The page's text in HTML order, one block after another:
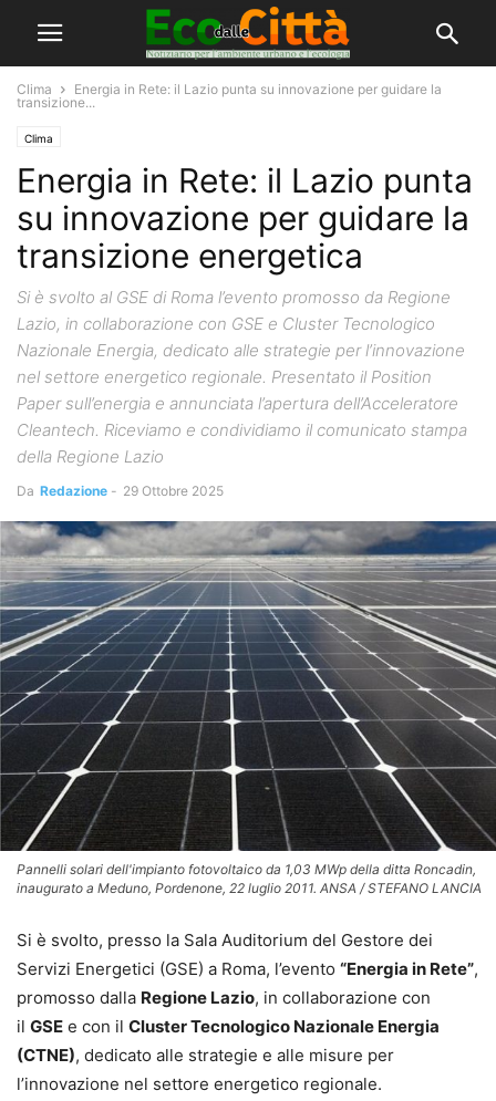
Clima
Energia in Rete: il Lazio punta su innovazione per guidare la
transizione...
Clima
Energia in Rete: il Lazio punta
su innovazione per guidare la
transizione energetica
Si è svolto al GSE di Roma l’evento promosso da Regione
Lazio, in collaborazione con GSE e Cluster Tecnologico
Nazionale Energia, dedicato alle strategie per l’innovazione
nel settore energetico regionale. Presentato il Position
Paper sull’energia e annunciata l’apertura dell’Acceleratore
Cleantech. Riceviamo e condividiamo il comunicato stampa
della Regione Lazio
Da Redazione - 29 Ottobre 2025
Pannelli solari dell'impianto fotovoltaico da 1,03 MWp della ditta Roncadin,
inaugurato a Meduno, Pordenone, 22 luglio 2011. ANSA / STEFANO LANCIA
Si è svolto, presso la Sala Auditorium del Gestore dei
Servizi Energetici (GSE) a Roma, l’evento “Energia in Rete”,
promosso dalla Regione Lazio, in collaborazione con
il GSE e con il Cluster Tecnologico Nazionale Energia
(CTNE), dedicato alle strategie e alle misure per
l’innovazione nel settore energetico regionale.